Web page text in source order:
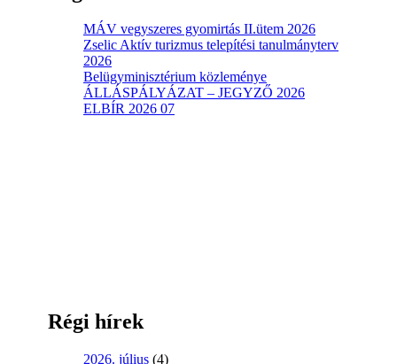
MÁV vegyszeres gyomirtás II.ütem 2026
Zselic Aktív turizmus telepítési tanulmányterv
2026
Belügyminisztérium közleménye
ÁLLÁSPÁLYÁZAT – JEGYZŐ 2026
ELBÍR 2026 07
Régi hírek
2026. július (4)